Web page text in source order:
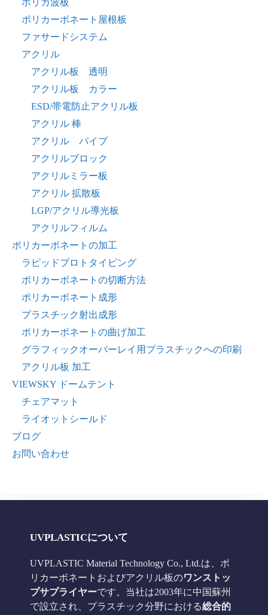
ポリカ波板
ポリカーボネート屋根板
ファサードシステム
アクリル
アクリル板 透明
アクリル板 カラー
ESD/帯電防止アクリル板
アクリル 棒
アクリル パイプ
アクリルブロック
アクリルミラー板
アクリル 拡散板
LGP/アクリル導光板
アクリルフィルム
ポリカーボネートの加工
ラピッドプロトタイピング
ポリカーボネートの切断方法
ポリカーボネート成形
プラスチック射出成形
ポリカーボネートの曲げ加工
グラフィックオーバーレイ用プラスチックへの印刷
アクリル板 加工
VIEWSKY ドームテント
チェアマット
ライオットシールド
ブログ
お問い合わせ
UVPLASTICについて
UVPLASTIC Material Technology Co., Ltd.は、ポ
リカーボネートおよびアクリル板のワンストッ
プサプライヤーです。当社は2003年に中国蘇州
で設立され、プラスチック分野における総合的